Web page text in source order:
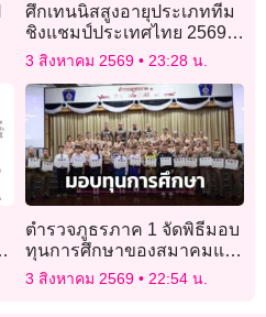
ศึกเทนนิสสูงอายุประเภททีม
ชิงแชมป์ประเทศไทย 2569″
ทำสถิตินักกีฬาร่วมชิงชัย
3 สิงหาคม 2569 23:28 น.
ตำรวจภูธรภาค 1 จัดพิธีมอบ
ทุนการศึกษาของสมาคมแม่
บ้านตำรวจ ประจำปี 2569
3 สิงหาคม 2569 22:54 น.